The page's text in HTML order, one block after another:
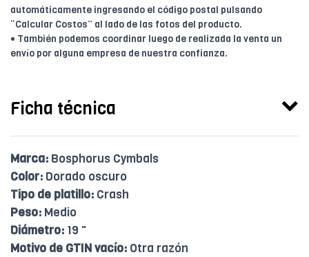
automáticamente ingresando el código postal pulsando
“Calcular Costos” al lado de las fotos del producto.
• También podemos coordinar luego de realizada la venta un
envío por alguna empresa de nuestra confianza.
Ficha técnica
Marca: Bosphorus Cymbals
Color: Dorado oscuro
Tipo de platillo: Crash
Peso: Medio
Diámetro: 19 "
Motivo de GTIN vacío: Otra razón